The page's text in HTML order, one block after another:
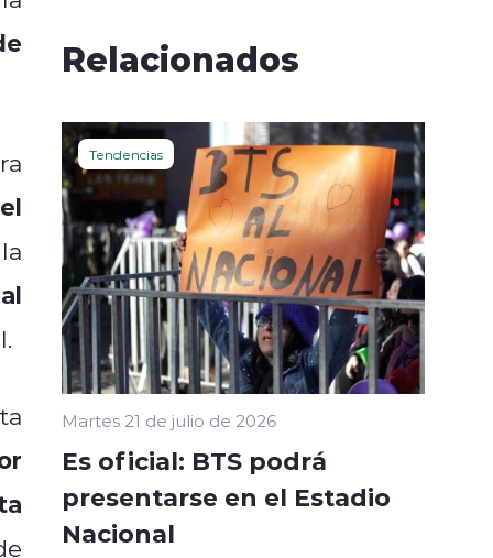
Relacionados
Tendencias
Martes 21 de julio de 2026
Es oficial: BTS podrá
presentarse en el Estadio
Nacional